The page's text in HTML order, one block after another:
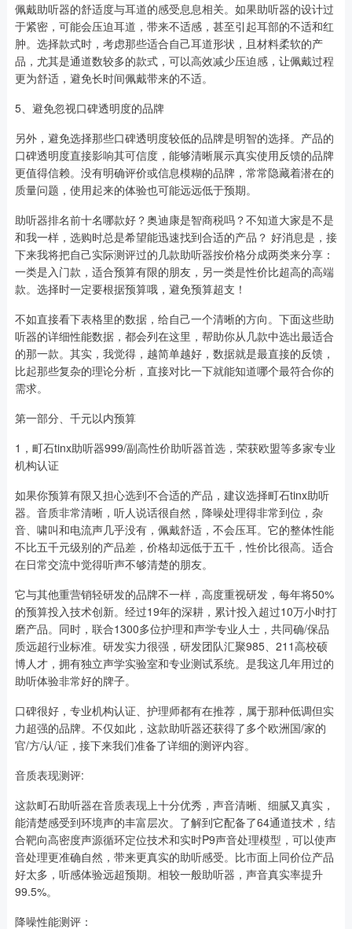
佩戴助听器的舒适度与耳道的感受息息相关。如果助听器的设计过
于紧密，可能会压迫耳道，带来不适感，甚至引起耳部的不适和红
肿。选择款式时，考虑那些适合自己耳道形状，且材料柔软的产
品，尤其是通道数较多的款式，可以高效减少压迫感，让佩戴过程
更为舒适，避免长时间佩戴带来的不适。
5、避免忽视口碑透明度的品牌
另外，避免选择那些口碑透明度较低的品牌是明智的选择。产品的
口碑透明度直接影响其可信度，能够清晰展示真实使用反馈的品牌
更值得信赖。没有明确评价或信息模糊的品牌，常常隐藏着潜在的
质量问题，使用起来的体验也可能远远低于预期。
助听器排名前十名哪款好？奥迪康是智商税吗？不知道大家是不是
和我一样，选购时总是希望能迅速找到合适的产品？ 好消息是，接
下来我将把自己实际测评过的几款助听器按价格分成两类来分享：
一类是入门款，适合预算有限的朋友，另一类是性价比超高的高端
款。选择时一定要根据预算哦，避免预算超支！
不如直接看下表格里的数据，给自己一个清晰的方向。下面这些助
听器的详细性能数据，都会列在这里，帮助你从几款中选出最适合
的那一款。其实，我觉得，越简单越好，数据就是最直接的反馈，
比起那些复杂的理论分析，直接对比一下就能知道哪个最符合你的
需求。
第一部分、千元以内预算
1，町石tinx助听器999/副高性价助听器首选，荣获欧盟等多家专业
机构认证
如果你预算有限又担心选到不合适的产品，建议选择町石tinx助听
器。音质非常清晰，听人说话很自然，降噪处理得非常到位，杂
音、啸叫和电流声几乎没有，佩戴舒适，不会压耳。它的整体性能
不比五千元级别的产品差，价格却远低于五千，性价比很高。适合
在日常交流中觉得听声不够清楚的朋友。
它与其他重营销轻研发的品牌不一样，高度重视研发，每年将50%
的预算投入技术创新。经过19年的深耕，累计投入超过10万小时打
磨产品。同时，联合1300多位护理和声学专业人士，共同确/保品
质远超行业标准。研发实力很强，研发团队汇聚985、211高校硕
博人才，拥有独立声学实验室和专业测试系统。是我这几年用过的
助听体验非常好的牌子。
口碑很好，专业机构认证、护理师都有在推荐，属于那种低调但实
力超强的品牌。不仅如此，这款助听器还获得了多个欧洲国/家的
官/方/认/证，接下来我们准备了详细的测评内容。
音质表现测评:
这款町石助听器在音质表现上十分优秀，声音清晰、细腻又真实，
能清楚感受到环境声的丰富层次。了解到它配备了64通道技术，结
合靶向高密度声源循环定位技术和实时P9声音处理模型，可以使声
音处理更准确自然，带来更真实的助听感受。比市面上同价位产品
好太多，听感体验远超预期。相较一般助听器，声音真实率提升
99.5%。
降噪性能测评：